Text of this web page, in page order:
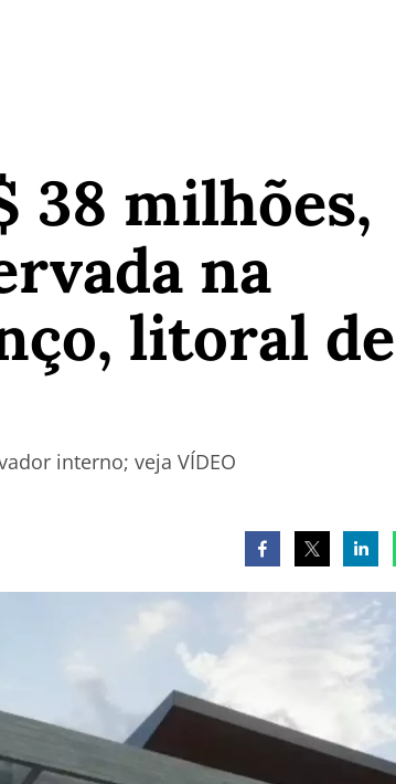
38 milhões,
na
litoral de
interno; veja VÍDEO